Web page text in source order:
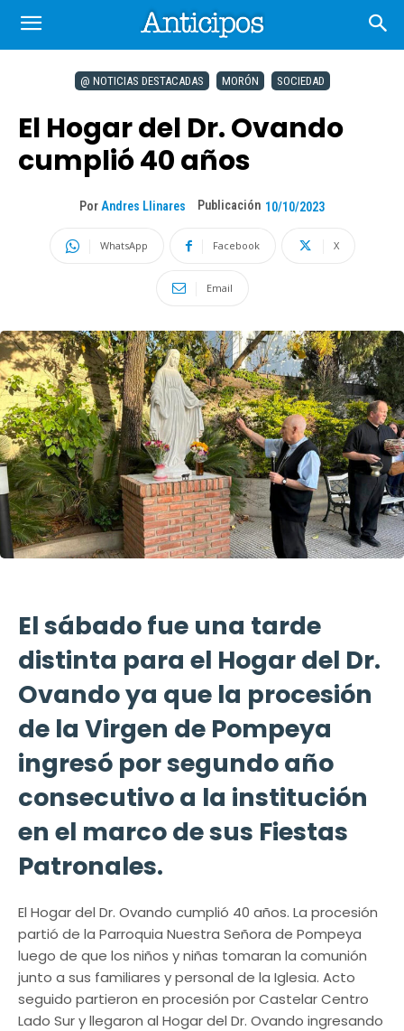
@ NOTICIAS DESTACADAS MORÓN SOCIEDAD
El Hogar del Dr. Ovando
cumplió 40 años
Por Andres Llinares Publicación 10/10/2023
WhatsApp Facebook X
Email
El sábado fue una tarde
distinta para el Hogar del Dr.
Ovando ya que la procesión
de la Virgen de Pompeya
ingresó por segundo año
consecutivo a la institución
en el marco de sus Fiestas
Patronales.
El Hogar del Dr. Ovando cumplió 40 años. La procesión
partió de la Parroquia Nuestra Señora de Pompeya
luego de que los niños y niñas tomaran la comunión
junto a sus familiares y personal de la Iglesia. Acto
seguido partieron en procesión por Castelar Centro
Lado Sur y llegaron al Hogar del Dr. Ovando ingresando